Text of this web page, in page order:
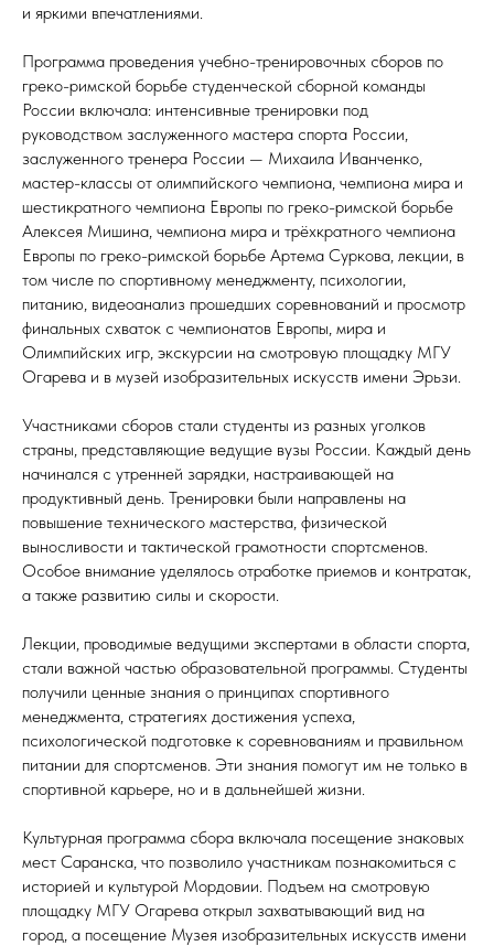
и яркими впечатлениями.
Программа проведения учебно-тренировочных сборов по
греко-римской борьбе студенческой сборной команды
России включала: интенсивные тренировки под
руководством заслуженного мастера спорта России,
заслуженного тренера России — Михаила Иванченко,
мастер-классы от олимпийского чемпиона, чемпиона мира и
шестикратного чемпиона Европы по греко-римской борьбе
Алексея Мишина, чемпиона мира и трёхкратного чемпиона
Европы по греко-римской борьбе Артема Суркова, лекции, в
том числе по спортивному менеджменту, психологии,
питанию, видеоанализ прошедших соревнований и просмотр
финальных схваток с чемпионатов Европы, мира и
Олимпийских игр, экскурсии на смотровую площадку МГУ
Огарева и в музей изобразительных искусств имени Эрьзи.
Участниками сборов стали студенты из разных уголков
страны, представляющие ведущие вузы России. Каждый день
начинался с утренней зарядки, настраивающей на
продуктивный день. Тренировки были направлены на
повышение технического мастерства, физической
выносливости и тактической грамотности спортсменов.
Особое внимание уделялось отработке приемов и контратак,
а также развитию силы и скорости.
Лекции, проводимые ведущими экспертами в области спорта,
стали важной частью образовательной программы. Студенты
получили ценные знания о принципах спортивного
менеджмента, стратегиях достижения успеха,
психологической подготовке к соревнованиям и правильном
питании для спортсменов. Эти знания помогут им не только в
спортивной карьере, но и в дальнейшей жизни.
Культурная программа сбора включала посещение знаковых
мест Саранска, что позволило участникам познакомиться с
историей и культурой Мордовии. Подъем на смотровую
площадку МГУ Огарева открыл захватывающий вид на
город, а посещение Музея изобразительных искусств имени